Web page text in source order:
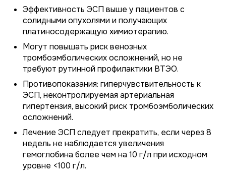
Эффективность ЭСП выше у пациентов с
солидными опухолями и получающих
платиносодержащую химиотерапию.
Могут повышать риск венозных
тромбоэмболических осложнений, но не
требуют рутинной профилактики ВТЭО.
Противопоказания: гиперчувствительность к
ЭСП, неконтролируемая артериальная
гипертензия, высокий риск тромбоэмболических
осложнений.
Лечение ЭСП следует прекратить, если через 8
недель не наблюдается увеличения
гемоглобина более чем на 10 г/л при исходном
уровне <100 г/л.